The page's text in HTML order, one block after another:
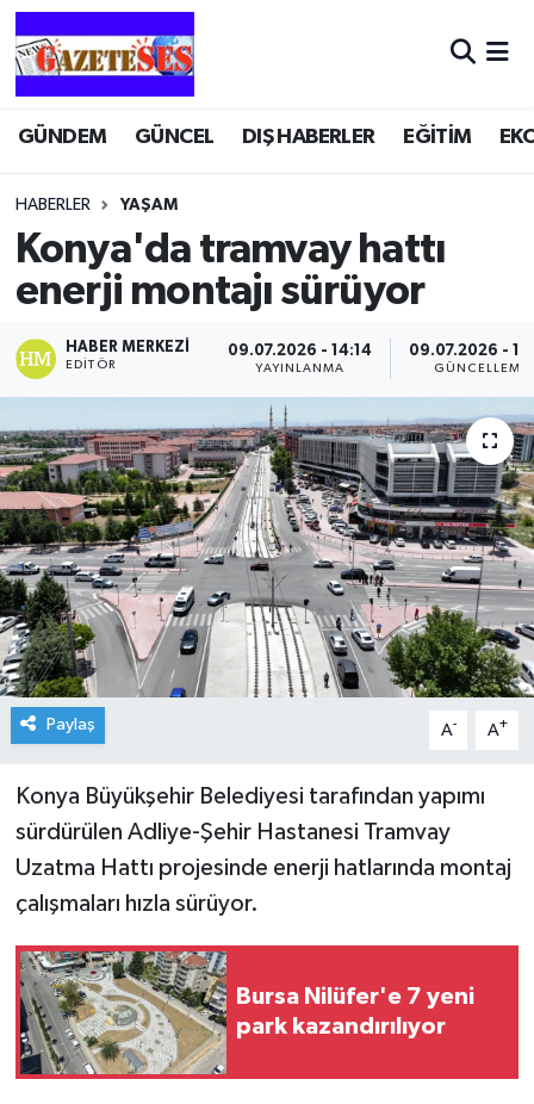
GÜNDEM GÜNCEL DIŞ HABERLER EĞİTİM
HABERLER YAŞAM
Konya'da tramvay hattı
enerji montajı sürüyor
HABER MERKEZI
EDITÖR
09.07.2026 - 14:14
YAYINLANMA
09.07.2026 -
GÜNCELLEME
Paylaş A- A+
Konya Büyükşehir Belediyesi tarafından yapımı
sürdürülen Adliye-Şehir Hastanesi Tramvay
Uzatma Hattı projesinde enerji hatlarında montaj
çalışmaları hızla sürüyor.
Bursa Nilüfer'e 7 yeni
park kazandırılıyor